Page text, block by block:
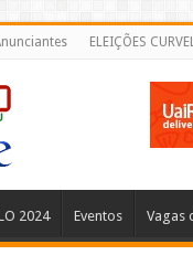
ELEIÇÕES
2024 Eventos Vagas